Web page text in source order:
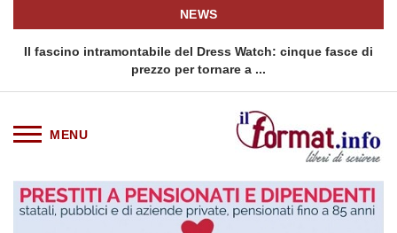
NEWS
del Dress Watch: cinque fasce di
prezzo per tornare a ...